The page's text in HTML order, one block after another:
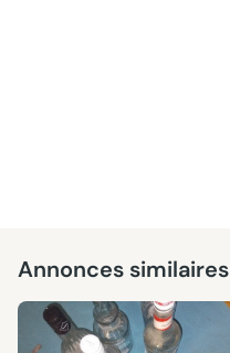
Annonces similaires